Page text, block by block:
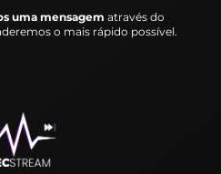
uma mensagem através do
o mais rápido possível.